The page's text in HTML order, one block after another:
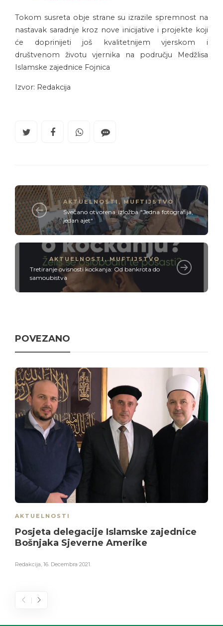
Tokom susreta obje strane su izrazile spremnost na
nastavak saradnje kroz nove inicijative i projekte koji
će doprinijeti još kvalitetnijem vjerskom i
društvenom životu vjernika na području Medžlisa
Islamske zajednice Fojnica
Izvor: Redakcija
AKTUELNOSTI, MUFTIJSTVO
Svečano otvorena izložba "Jedna fotografija,
jedan ajet“
AKTUELNOSTI ,MUFTIJSTVO
Tretiranje ovisnosti kockanja: Od bankrota do
samoubistva
POVEZANO
AKTUELNOSTI
Posjeta delegacije Islamske zajednice
Bošnjaka Sjeverne Amerike
Redakcija 16. Decembra 2021.